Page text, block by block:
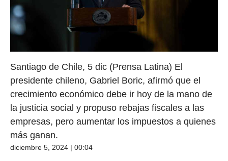
Santiago de Chile, 5 dic (Prensa Latina) El
presidente chileno, Gabriel Boric, afirmó que el
crecimiento económico debe ir hoy de la mano de
la justicia social y propuso rebajas fiscales a las
empresas, pero aumentar los impuestos a quienes
más ganan.
diciembre 5, 2024 | 00:04